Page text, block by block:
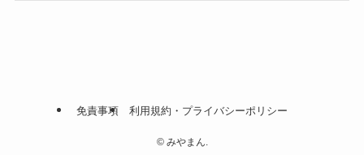
免責事項 利用規約・プライバシーポリシー
©みやまん.